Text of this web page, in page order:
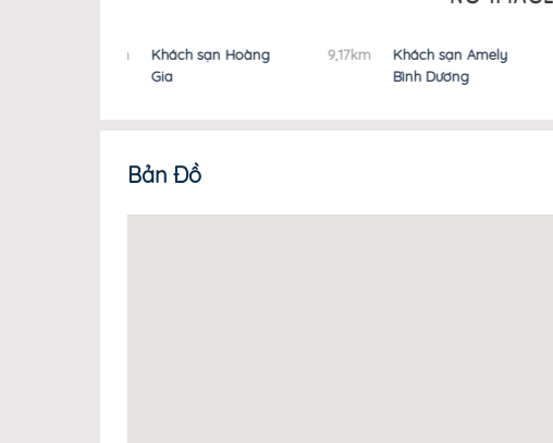
Khách sạn Hoàng
Gia
9,17km
Khách sạn Amely
Bình Dương
Bản Đồ